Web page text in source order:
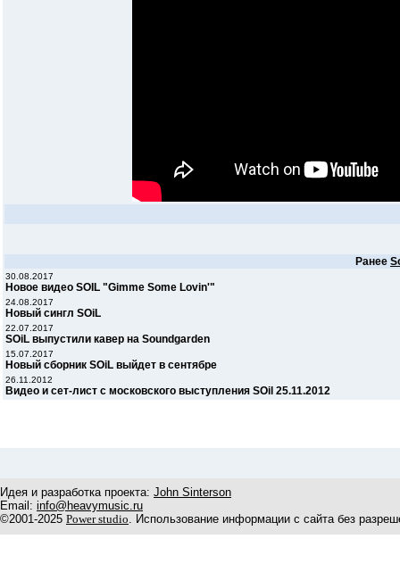
Ранее
30.08.2017
Новое видео SOIL "Gimme Some Lovin'"
24.08.2017
Новый сингл SOiL
22.07.2017
SOiL выпустили кавер на Soundgarden
15.07.2017
Новый сборник SOiL выйдет в сентябре
26.11.2012
Видео и сет-лист c московского выступления SOil 25.11.2012
Идея и разработка проекта: John Sinterson
Email: info@heavymusic.ru
©2001-2025 Power studio. Использование информации с сайта без